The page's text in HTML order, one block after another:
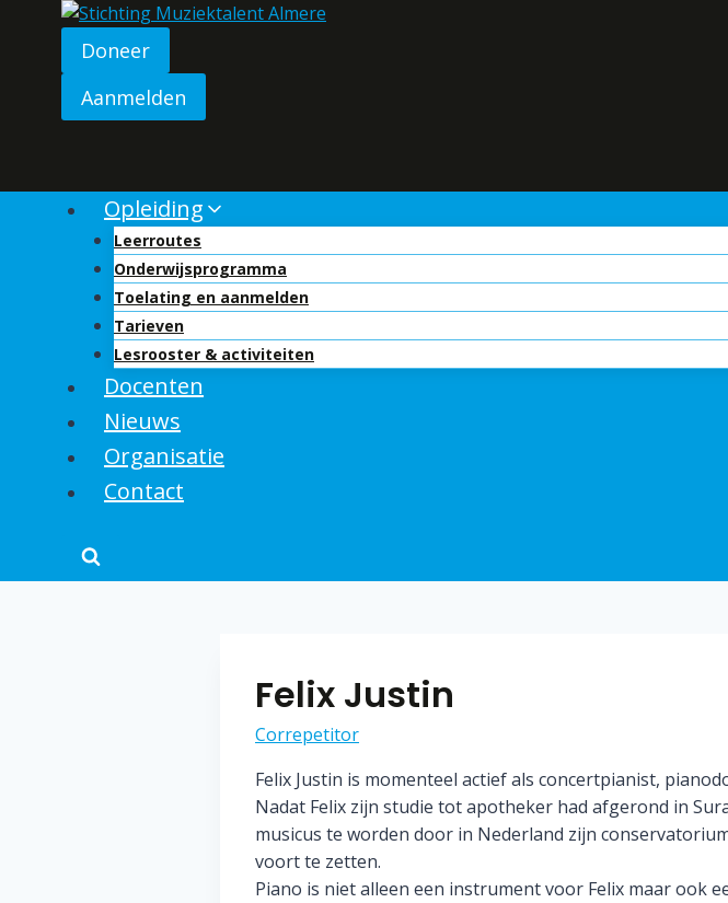
content
Doneer
Aanmelden
Opleiding
Leerroutes
Onderwijsprogramma
Toelating en aanmelden
Tarieven
Lesrooster & activiteiten
Docenten
Nieuws
Organisatie
Contact
Felix Justin
Correpetitor
Felix Justin is momenteel actief als concertpianist,
Nadat Felix zijn studie tot apotheker had afgerond in
musicus te worden door in Nederland zijn
voort te zetten.
Piano is niet alleen een instrument voor Felix maar ook